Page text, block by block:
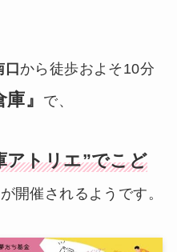
口から徒歩およそ10分
庫』 で、
アトリエ”でこど
が開催されるようです。